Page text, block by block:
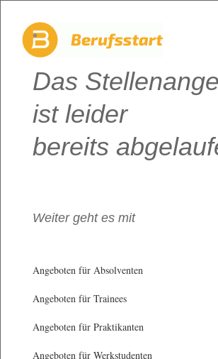
Das
ist leider
bereits
Weiter geht es mit
Angeboten für Absolventen
Angeboten für Trainees
Angeboten für Praktikanten
Angeboten für Werkstudenten